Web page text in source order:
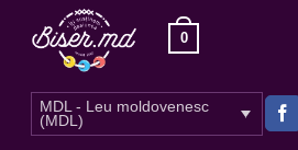
0
MDL - Leu moldovenesc
(MDL)